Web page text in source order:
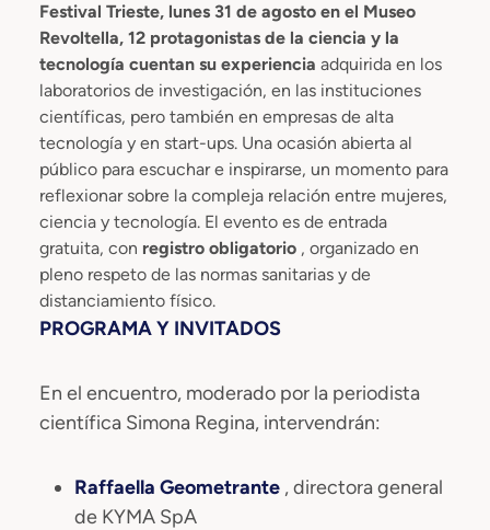
Festival Trieste, lunes 31 de agosto en el Museo
Revoltella, 12 protagonistas de la ciencia y la
tecnología cuentan su experiencia adquirida en los
laboratorios de investigación, en las instituciones
científicas, pero también en empresas de alta
tecnología y en start-ups. Una ocasión abierta al
público para escuchar e inspirarse, un momento para
reflexionar sobre la compleja relación entre mujeres,
ciencia y tecnología. El evento es de entrada
gratuita, con registro obligatorio , organizado en
pleno respeto de las normas sanitarias y de
distanciamiento físico.
PROGRAMA Y INVITADOS
En el encuentro, moderado por la periodista
científica Simona Regina, intervendrán:
Raffaella Geometrante , directora general
de KYMA SpA